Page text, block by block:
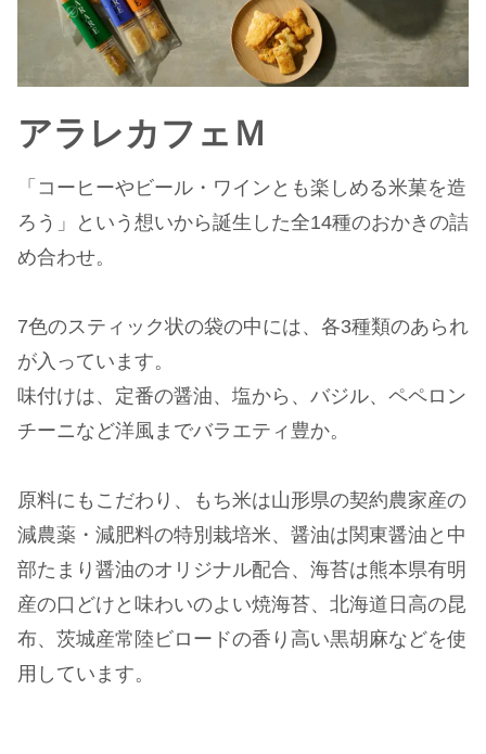
アラレカフェＭ
「コーヒーやビール・ワインとも楽しめる米菓を造
ろう」という想いから誕生した全14種のおかきの詰
め合わせ。
7色のスティック状の袋の中には、各3種類のあられ
が入っています。
味付けは、定番の醤油、塩から、バジル、ペペロン
チーニなど洋風までバラエティ豊か。
原料にもこだわり、もち米は山形県の契約農家産の
減農薬・減肥料の特別栽培米、醤油は関東醤油と中
部たまり醤油のオリジナル配合、海苔は熊本県有明
産の口どけと味わいのよい焼海苔、北海道日高の昆
布、茨城産常陸ビロードの香り高い黒胡麻などを使
用しています。